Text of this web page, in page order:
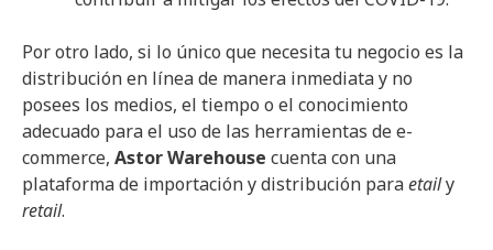
Por otro lado, si lo único que necesita tu negocio es la
distribución en línea de manera inmediata y no
posees los medios, el tiempo o el conocimiento
adecuado para el uso de las herramientas de e-
commerce, Astor Warehouse cuenta con una
plataforma de importación y distribución paraetaily
retail.